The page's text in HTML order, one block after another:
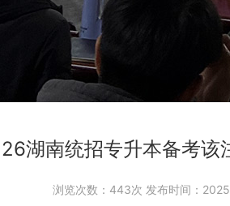
26湖南统招专升本备考该
浏览次数： 443次 发布时间：